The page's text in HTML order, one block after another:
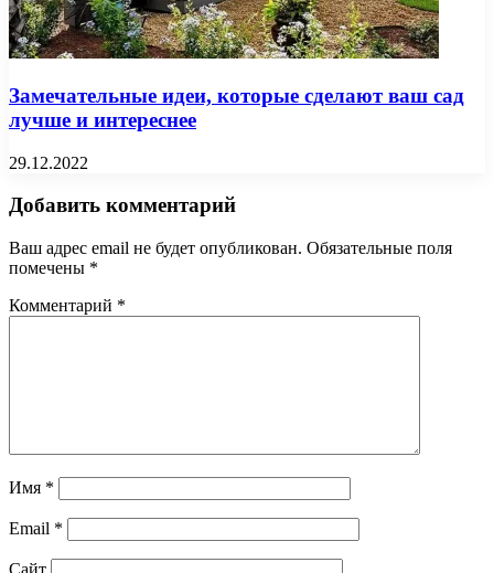
Замечательные идеи, которые сделают ваш сад
лучше и интереснее
29.12.2022
Добавить комментарий
Ваш адрес email не будет опубликован. Обязательные поля
помечены *
Комментарий *
Имя *
Email *
Сайт